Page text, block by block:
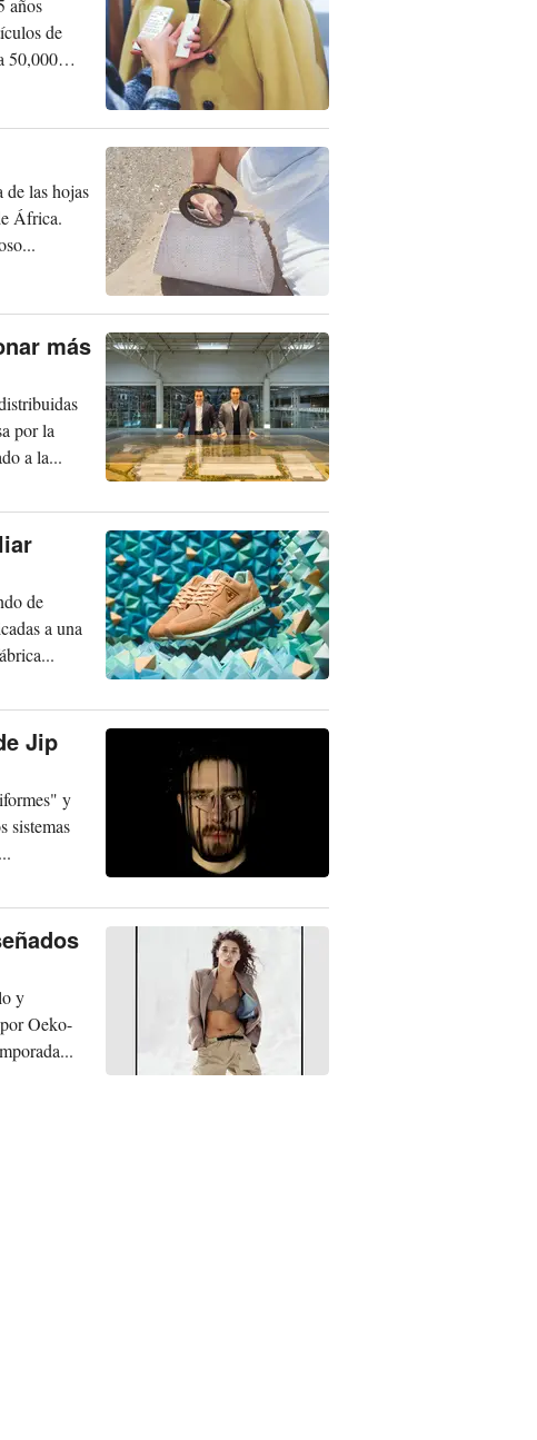
años
de
50,000
de las hojas
África.
más
por la
a la...
de
a una
Jip
y
sistemas
y
Oeko-